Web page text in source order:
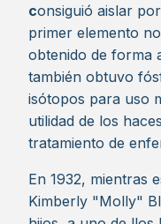
consiguió aislar
primer elemento
obtenido de forma
también obtuvo
isótopos para uso
utilidad de los
tratamiento de
En 1932, mientras
Kimberly "Molly"